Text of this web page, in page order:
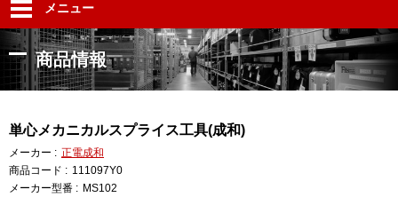
メニュー
商品情報
単心メカニカルスプライス工具(成和)
メーカー : 正電成和
商品コード : 111097Y0
メーカー型番 : MS102